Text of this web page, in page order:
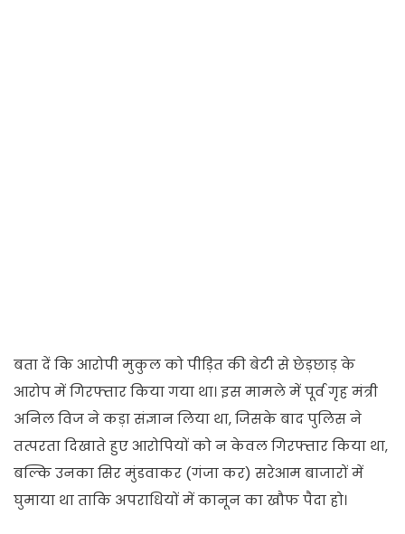
बता दें कि आरोपी मुकुल को पीड़ित की बेटी से छेड़छाड़ के
आरोप में गिरफ्तार किया गया था। इस मामले में पूर्व गृह मंत्री
अनिल विज ने कड़ा संज्ञान लिया था, जिसके बाद पुलिस ने
तत्परता दिखाते हुए आरोपियों को न केवल गिरफ्तार किया था,
बल्कि उनका सिर मुंडवाकर (गंजा कर) सरेआम बाजारों में
घुमाया था ताकि अपराधियों में कानून का खौफ पैदा हो।